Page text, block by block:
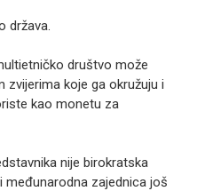
država.
društvo može
zvijerima koje ga okružuju i
kao monetu za
nije birokratska
zajednica još